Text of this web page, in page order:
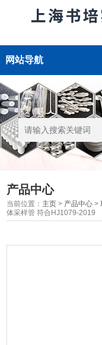
网站导航
产品中心
当前位置： 主页 > 产品中心 >
体采样管 符合HJ1079-2019